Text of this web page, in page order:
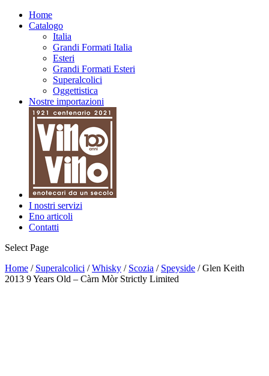
Home
Catalogo
Italia
Grandi Formati Italia
Esteri
Grandi Formati Esteri
Superalcolici
Oggettistica
Nostre importazioni
I nostri servizi
Eno articoli
Contatti
Select Page
Home / Superalcolici /Whisky / Scozia / Speyside / Glen Keith
2013 9 Years Old – Càrn Mòr Strictly Limited